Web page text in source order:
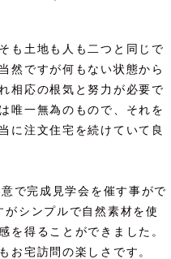
も土地も人も二つと同じで
然ですが何もない状態から
相応の根気と努力が必要で
唯一無為のもので、それを
に注文住宅を続けていて良
で完成見学会を催す事がで
シンプルで自然素材を使
を得ることができました。
お宅訪問の楽しさです。